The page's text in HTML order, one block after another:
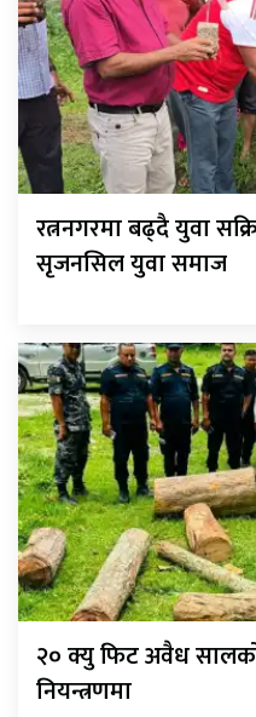
रत्ननगरमा बढ्दै युवा
सृजनसिल युवा समाज
२० क्यु फिट अवैध सालको
नियन्त्रणमा